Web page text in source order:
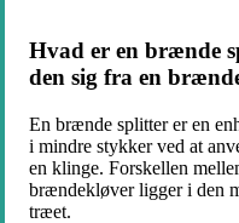
Hvad er en brænde
den sig fra en
En brænde splitter er en
i mindre stykker ved at
en klinge. Forskellen
brændekløver ligger i den
træet.